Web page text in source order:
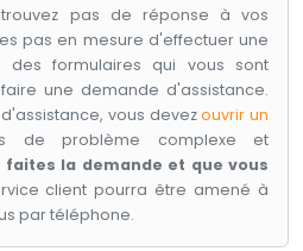
pas de réponse à vos
pas en mesure d'effectuer une
formulaires qui vous sont
une demande d'assistance.
vous devezouvrir un
de problème complexe et
la demande et que vous
client pourra être amené à
par téléphone.